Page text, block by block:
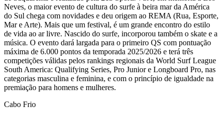
Neves, o maior evento de cultura do surfe à beira mar da América
do Sul chega com novidades e deu origem ao REMA (Rua, Esporte,
Mar e Arte). Mais que um festival, é um grande encontro do estilo
de vida ao ar livre. Nascido do surfe, incorporou também o skate e a
música. O evento dará largada para o primeiro QS com pontuação
máxima de 6.000 pontos da temporada 2025/2026 e terá três
competições válidas pelos rankings regionais da World Surf League
South America: Qualifying Series, Pro Junior e Longboard Pro, nas
categorias masculina e feminina, e com o princípio de igualdade na
premiação para homens e mulheres.
Cabo Frio